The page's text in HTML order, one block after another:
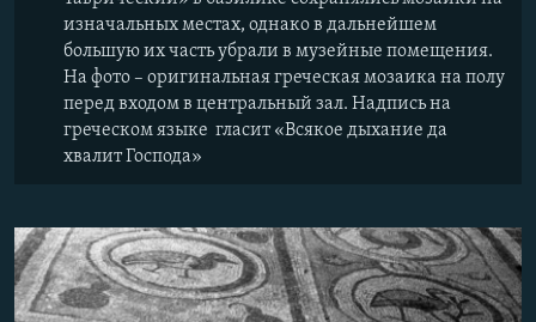
изначальных местах, однако в дальнейшем
большую их часть убрали в музейные помещения.
На фото – оригинальная греческая мозаика на полу
перед входом в центральный зал. Надпись на
греческом языке гласит «Всякое дыхание да
хвалит Господа»